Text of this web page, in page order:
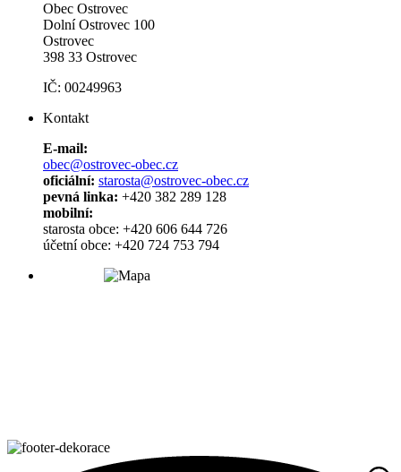
Obec Ostrovec
Dolní Ostrovec 100
Ostrovec
398 33 Ostrovec
IČ: 00249963
Kontakt
E-mail:
obec@ostrovec-obec.cz
oficiální: starosta@ostrovec-obec.cz
pevná linka: +420 382 289 128
mobilní:
starosta obce: +420 606 644 726
účetní obce: +420 724 753 794